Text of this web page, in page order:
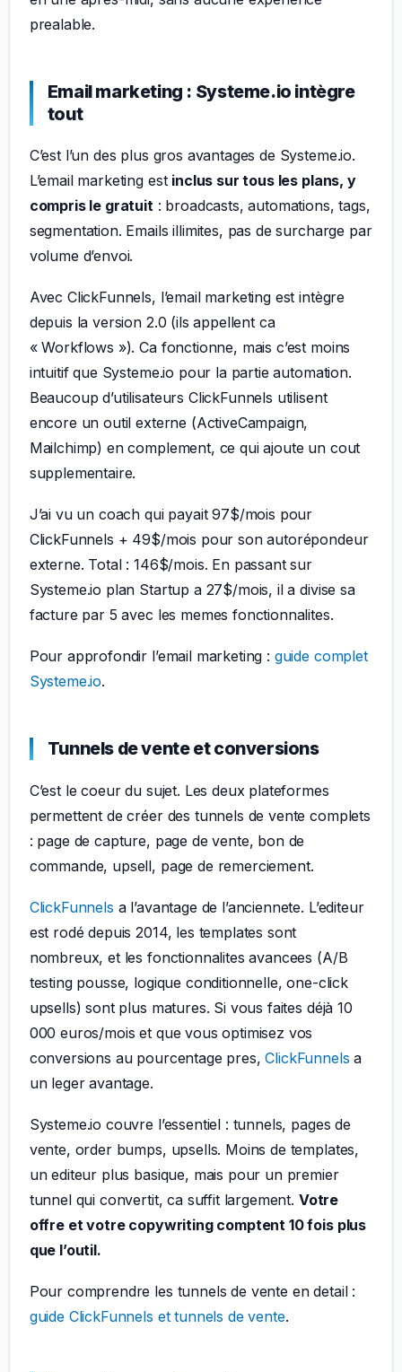
prealable.
Email marketing : Systeme.io intègre
tout
C’est l’un des plus gros avantages de Systeme.io.
L’email marketing est inclus sur tous les plans, y
compris le gratuit: broadcasts, automations, tags,
segmentation. Emails illimites, pas de surcharge par
volume d’envoi.
Avec ClickFunnels, l’email marketing est intègre
depuis la version 2.0 (ils appellent ca
« Workflows »). Ca fonctionne, mais c’est moins
intuitif que Systeme.io pour la partie automation.
Beaucoup d’utilisateurs ClickFunnels utilisent
encore un outil externe (ActiveCampaign,
Mailchimp) en complement, ce qui ajoute un cout
supplementaire.
J’ai vu un coach qui payait 97$/mois pour
ClickFunnels + 49$/mois pour son autorépondeur
externe. Total : 146$/mois. En passant sur
Systeme.io plan Startup a 27$/mois, il a divise sa
facture par 5 avec les memes fonctionnalites.
Pour approfondir l’email marketing : guide complet
Systeme.io.
Tunnels de vente et conversions
C’est le coeur du sujet. Les deux plateformes
permettent de créer des tunnels de vente complets
: page de capture, page de vente, bon de
commande, upsell, page de remerciement.
ClickFunnels a l’avantage de l’anciennete. L’editeur
est rodé depuis 2014, les templates sont
nombreux, et les fonctionnalites avancees (A/B
testing pousse, logique conditionnelle, one-click
upsells) sont plus matures. Si vous faites déjà 10
000 euros/mois et que vous optimisez vos
conversions au pourcentage pres,ClickFunnels a
un leger avantage.
Systeme.io couvre l’essentiel : tunnels, pages de
vente, order bumps, upsells. Moins de templates,
un editeur plus basique, mais pour un premier
tunnel qui convertit, ca suffit largement. Votre
offre et votre copywriting comptent 10 fois plus
que l’outil.
Pour comprendre les tunnels de vente en detail :
guide ClickFunnels et tunnels de vente.